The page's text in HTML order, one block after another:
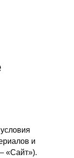
и
«Сайт»).